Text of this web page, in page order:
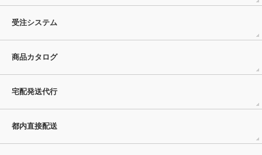
受注システム
商品カタログ
宅配発送代行
都内直接配送